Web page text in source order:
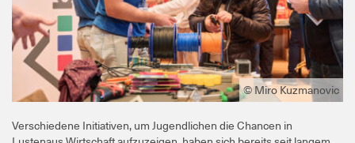
© Miro Kuzmanovic
Verschiedene Initiativen, um Jugendlichen die Chancen in